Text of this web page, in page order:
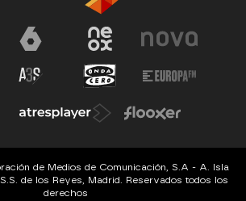
de Medios de Comunicación, S.A - A. Isla
de los Reyes, Madrid. Reservados todos los
derechos